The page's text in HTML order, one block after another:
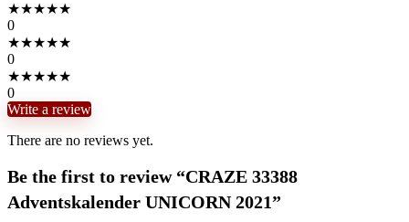
★★★★★
0
★★★★★
0
★★★★★
0
Write a review
There are no reviews yet.
Be the first to review “CRAZE 33388
Adventskalender UNICORN 2021”